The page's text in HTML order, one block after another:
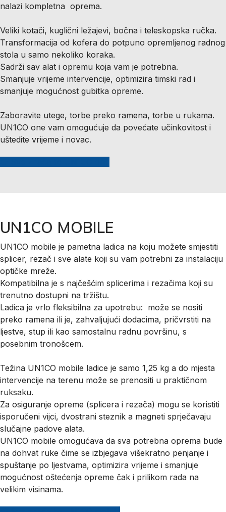
nalazi kompletna oprema.
Veliki kotači, kuglični ležajevi, bočna i teleskopska ručka.
Transformacija od kofera do potpuno opremljenog radnog
stola u samo nekoliko koraka.
Sadrži sav alat i opremu koja vam je potrebna.
Smanjuje vrijeme intervencije, optimizira timski rad i
smanjuje mogućnost gubitka opreme.
Zaboravite utege, torbe preko ramena, torbe u rukama.
UN1CO one vam omogućuje da povećate učinkovitost i
uštedite vrijeme i novac.
UN1CO MOBILE
UN1CO mobile je pametna ladica na koju možete smjestiti
splicer, rezač i sve alate koji su vam potrebni za instalaciju
optičke mreže.
Kompatibilna je s najčešćim splicerima i rezačima koji su
trenutno dostupni na tržištu.
Ladica je vrlo fleksibilna za upotrebu: može se nositi
preko ramena ili je, zahvaljujući dodacima, pričvrstiti na
ljestve, stup ili kao samostalnu radnu površinu, s
posebnim tronošcem.
Težina UN1CO mobile ladice je samo 1,25 kg a do mjesta
intervencije na terenu može se prenositi u praktičnom
ruksaku.
Za osiguranje opreme (splicera i rezača) mogu se koristiti
isporučeni vijci, dvostrani steznik a magneti sprječavaju
slučajne padove alata.
UN1CO mobile omogućava da sva potrebna oprema bude
na dohvat ruke čime se izbjegava višekratno penjanje i
spuštanje po ljestvama, optimizira vrijeme i smanjuje
mogućnost oštećenja opreme čak i prilikom rada na
velikim visinama.